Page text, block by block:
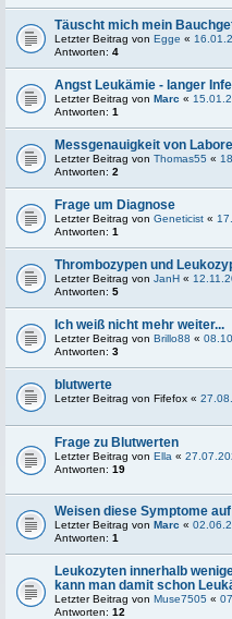
Täuscht mich mein
Letzter Beitrag von Egge «
Antworten: 4
Angst Leukämie - langer
Letzter Beitrag von Marc «
Antworten: 1
Messgenauigkeit von
Letzter Beitrag von Thomas55 «
Antworten: 2
Frage um Diagnose
Letzter Beitrag von Geneticist «
Antworten: 1
Thrombozypen und
Letzter Beitrag von JanH «
Antworten: 5
Ich weiß nicht mehr weiter...
Letzter Beitrag von Brillo88 «
Antworten: 3
blutwerte
Letzter Beitrag von Fifefox «
Frage zu Blutwerten
Letzter Beitrag von Ella «
Antworten: 19
Weisen diese Symptome
Letzter Beitrag von Marc «
Antworten: 1
Leukozyten innerhalb
kann man damit schon
Letzter Beitrag von Muse7505 «
Antworten: 12